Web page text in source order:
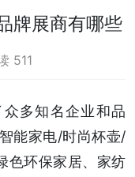
牌展商有哪些
511
多知名企业和品
能家电/时尚杯壶/
色环保家居、家纺